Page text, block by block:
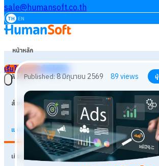
sale@humansoft.co.th
TH EN
หน้าหลัก
ฟังก์ชัน
สำหรับธุรกิจ
แหล่งเรียนรู้
เกี่ยวกับเรา
เริ่มใช้งานฟรี
Published:8 มิถุนายน 2569 89views